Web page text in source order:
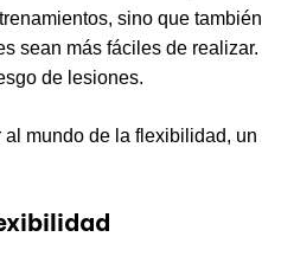
sino que también
sean más fáciles de realizar.
de lesiones.
mundo de la flexibilidad, un